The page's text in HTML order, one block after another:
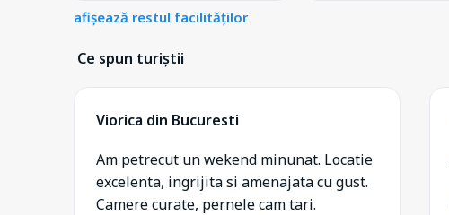
afișează restul facilităților
Ce spun turiștii
Viorica din Bucuresti
Am petrecut un wekend minunat. Locatie
excelenta, ingrijita si amenajata cu gust.
Camere curate, pernele cam tari.